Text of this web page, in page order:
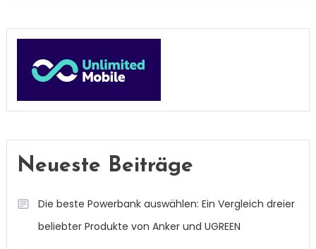
Neueste Beiträge
Die beste Powerbank auswählen: Ein Vergleich dreier
beliebter Produkte von Anker und UGREEN